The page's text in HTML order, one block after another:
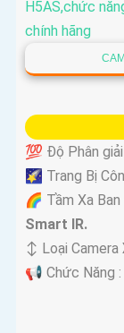
💯 Độ Phân giải
🌠 Trang Bị
🌈 Tầm Xa
Smart IR.
↕️ Loại Camera
️📢 Chức Năng :